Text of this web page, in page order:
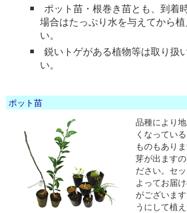
ポット苗・根巻き苗とも、到着
場合はたっぷり水を与えてから
い。
鋭いトゲがある植物等は取り扱
い。
ポット苗
品種により
くなってい
ものもあり
芽が出ます
ださい。セ
よってお届
がございま
うにして植